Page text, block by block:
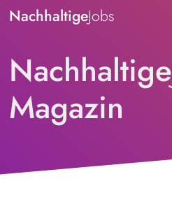
NachhaltigeJobs
Nachhaltige
Magazin